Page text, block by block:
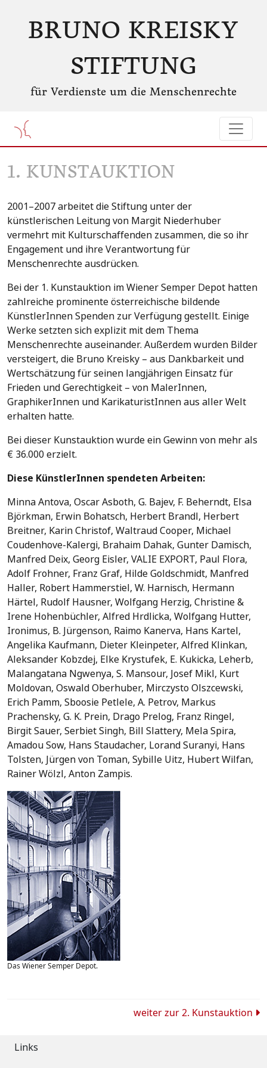
BRUNO KREISKY
STIFTUNG
für Verdienste um die Menschenrechte
1. KUNSTAUKTION
2001–2007 arbeitet die Stiftung unter der
künstlerischen Leitung von Margit Niederhuber
vermehrt mit Kulturschaffenden zusammen, die so ihr
Engagement und ihre Verantwortung für
Menschenrechte ausdrücken.
Bei der 1. Kunstauktion im Wiener Semper Depot hatten
zahlreiche prominente österreichische bildende
KünstlerInnen Spenden zur Verfügung gestellt. Einige
Werke setzten sich explizit mit dem Thema
Menschenrechte auseinander. Außerdem wurden Bilder
versteigert, die Bruno Kreisky – aus Dankbarkeit und
Wertschätzung für seinen langjährigen Einsatz für
Frieden und Gerechtigkeit – von MalerInnen,
GraphikerInnen und KarikaturistInnen aus aller Welt
erhalten hatte.
Bei dieser Kunstauktion wurde ein Gewinn von mehr als
€ 36.000 erzielt.
Diese KünstlerInnen spendeten Arbeiten:
Minna Antova, Oscar Asboth, G. Bajev, F. Beherndt, Elsa
Björkman, Erwin Bohatsch, Herbert Brandl, Herbert
Breitner, Karin Christof, Waltraud Cooper, Michael
Coudenhove-Kalergi, Brahaim Dahak, Gunter Damisch,
Manfred Deix, Georg Eisler, VALIE EXPORT, Paul Flora,
Adolf Frohner, Franz Graf, Hilde Goldschmidt, Manfred
Haller, Robert Hammerstiel, W. Harnisch, Hermann
Härtel, Rudolf Hausner, Wolfgang Herzig, Christine &
Irene Hohenbüchler, Alfred Hrdlicka, Wolfgang Hutter,
Ironimus, B. Jürgenson, Raimo Kanerva, Hans Kartel,
Angelika Kaufmann, Dieter Kleinpeter, Alfred Klinkan,
Aleksander Kobzdej, Elke Krystufek, E. Kukicka, Leherb,
Malangatana Ngwenya, S. Mansour, Josef Mikl, Kurt
Moldovan, Oswald Oberhuber, Mirczysto Olszcewski,
Erich Pamm, Sboosie Petlele, A. Petrov, Markus
Prachensky, G. K. Prein, Drago Prelog, Franz Ringel,
Birgit Sauer, Serbiet Singh, Bill Slattery, Mela Spira,
Amadou Sow, Hans Staudacher, Lorand Suranyi, Hans
Tolsten, Jürgen von Toman, Sybille Uitz, Hubert Wilfan,
Rainer Wölzl, Anton Zampis.
Das Wiener Semper Depot.
weiter zur2. Kunstauktion
Links